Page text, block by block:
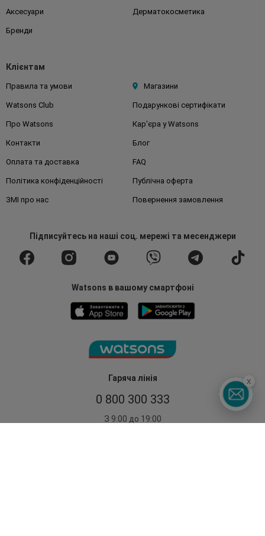
Гаряча лінія
0 800 300 333
З 9:00 до 19:00
Аксесуари Дерматокосметика
Бренди
Клієнтам
Правила та умови Магазини
Watsons Club Подарункові сертифікати
Про Watsons Кар'єра у Watsons
Контакти Блог
Оплата та доставка FAQ
Політика конфіденційності Публічна оферта
ЗМІ про нас Повернення замовлення
Підписуйтесьна наші соц. мережі та месенджери
Watsons в вашому смартфоні
x